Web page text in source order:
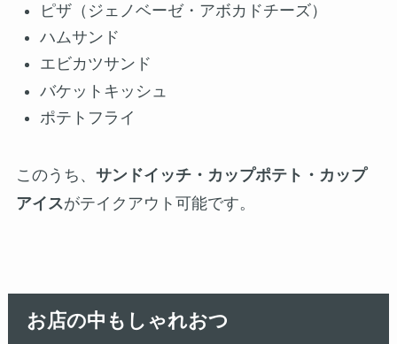
ピザ（ジェノベーゼ・アボカドチーズ）
ハムサンド
エビカツサンド
バケットキッシュ
ポテトフライ
このうち、 サンドイッチ・カップポテト・カップ
アイスがテイクアウト可能です。
お店の中もしゃれおつ